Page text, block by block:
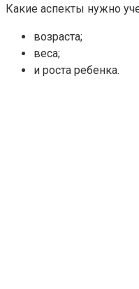
Какие аспекты нужно
возраста;
веса;
и роста ребенка.